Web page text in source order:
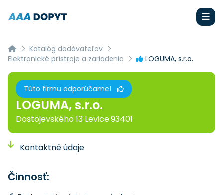
Katalóg dodávateľov
Elektronické prístroje a zariadenia
LOGUMA, s.r.o.
Túto firmu odporúčame!
LOGUMA, s.r.o.
Dostojevského 13 Levice 93401
Kontaktné údaje
Činnosť: